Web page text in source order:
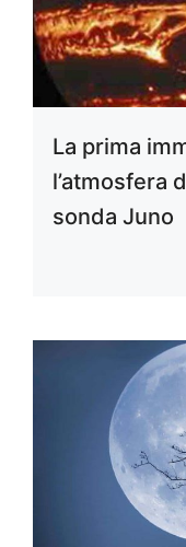
La prima
l’atmosfera
sonda Juno